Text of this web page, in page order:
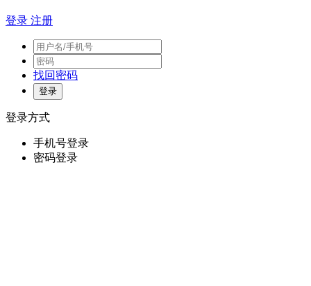
登录 注册
找回密码
登录方式
手机号登录
密码登录